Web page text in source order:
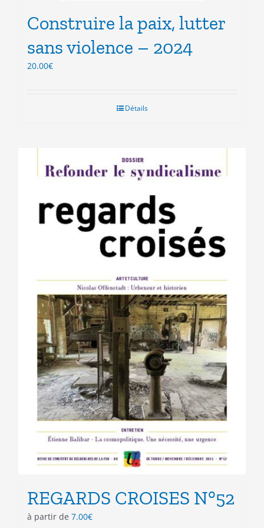
Construire la paix, lutter
sans violence – 2024
20.00€
Détails
REGARDS CROISES N°52
à partir de 7.00€